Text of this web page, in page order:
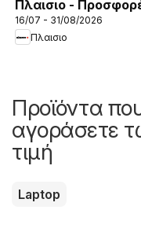
Πλαισιο -
16/07 - 31/08/2026
Πλαισιο
Προϊόντα
αγοράσετε
τιμή
Laptop